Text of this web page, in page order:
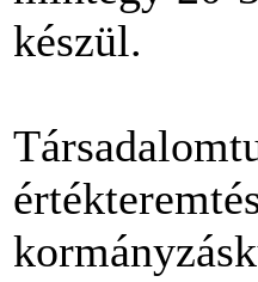
készül.